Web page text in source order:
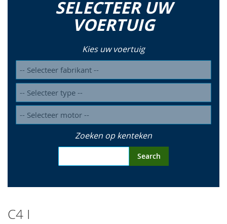
SELECTEER UW
VOERTUIG
Kies uw voertuig
Zoeken op kenteken
Search
C4 I